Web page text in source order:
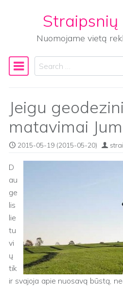
Nuomojame vietą
Main Navigation
Search
Jeigu
matavimai
2015-05-19 (2015-05-20)
D
au
ge
lis
lie
tu
vi
ų
tik
ir svajoja apie nuosavą būstą,